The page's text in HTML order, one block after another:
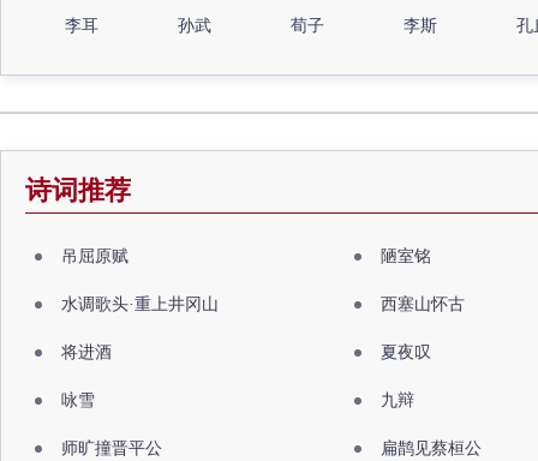
李耳 孙武 荀子 李斯 孔
诗词推荐
吊屈原赋 陋室铭
水调歌头·重上井冈山 西塞山怀古
将进酒 夏夜叹
咏雪 九辩
师旷撞晋平公 扁鹊见蔡桓公